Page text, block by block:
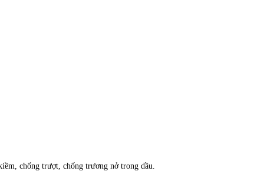
chống trượt, chống trương nở trong dầu.